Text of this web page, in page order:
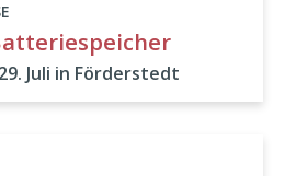
Juli in Förderstedt